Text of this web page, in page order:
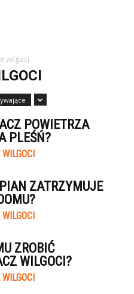
wilgoci
POWIETRZA
PLEŚŃ?
ZATRZYMUJE
ZROBIĆ
WILGOCI?